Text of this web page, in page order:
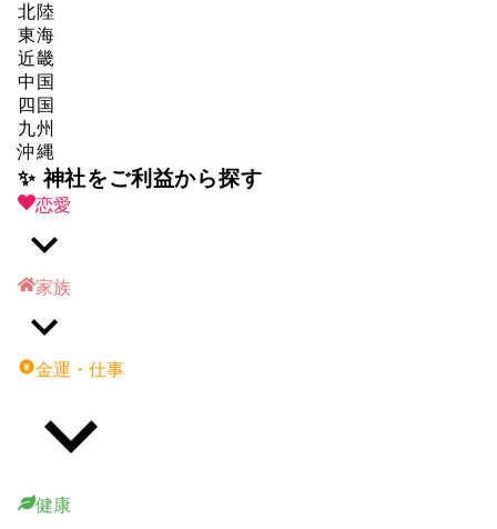
北陸
東海
近畿
中国
四国
九州
沖縄
✨ 神社をご利益から探す
恋愛
家族
金運・仕事
健康